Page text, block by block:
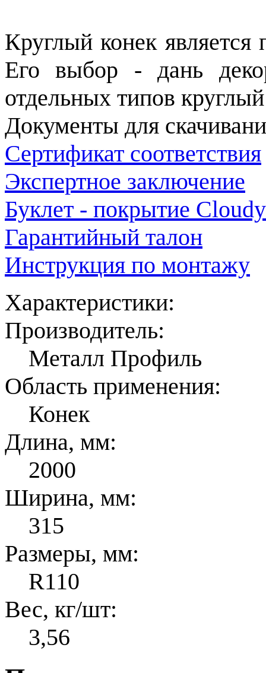
Круглый конек является
Его выбор - дань
отдельных типов
Документы для
Сертификат соответствия
Экспертное заключение
Буклет - покрытие Cloudy
Гарантийный талон
Инструкция по монтажу
Характеристики:
Производитель:
Металл Профиль
Область применения:
Конек
Длина, мм:
2000
Ширина, мм:
315
Размеры, мм:
R110
Вес, кг/шт:
3,56